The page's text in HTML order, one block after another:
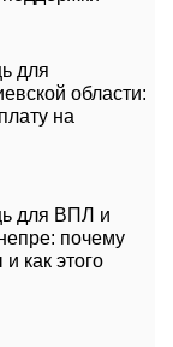
для
области:
на
для ВПЛ и
почему
как этого